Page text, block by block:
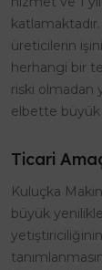
üreticilerin işini
herhangi bir
riski olmadan
elbette büyük
Ticari
Kuluçka
büyük